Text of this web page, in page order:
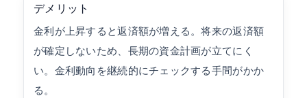
デメリット
金利が上昇すると返済額が増える。将来の返済額
が確定しないため、長期の資金計画が立てにく
い。金利動向を継続的にチェックする手間がかか
る。